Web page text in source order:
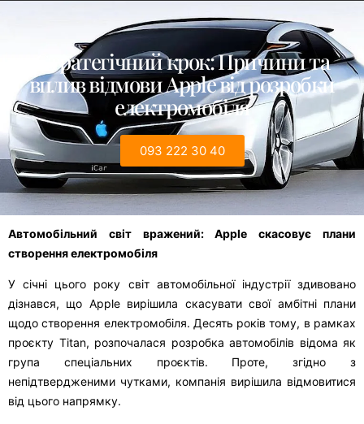
Стратегічний крок: Причини та
вплив відмови Apple від розробки
електромобіля
093 222 30 40
Автомобільний світ вражений: Apple скасовує плани
створення електромобіля
У січні цього року світ автомобільної індустрії здивовано
дізнався, що Apple вирішила скасувати свої амбітні плани
щодо створення електромобіля. Десять років тому, в рамках
проєкту Titan, розпочалася розробка автомобілів відома як
група спеціальних проєктів. Проте, згідно з
непідтвердженими чутками, компанія вирішила відмовитися
від цього напрямку.